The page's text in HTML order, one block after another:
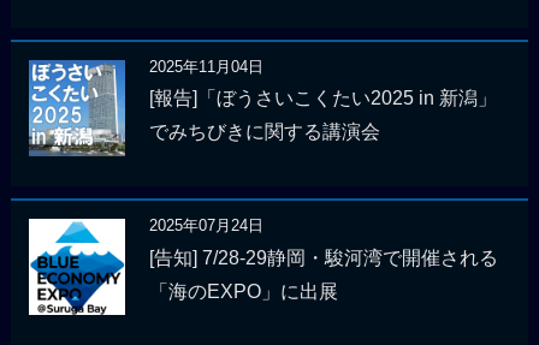
2025年11月04日
[報告]「ぼうさいこくたい2025 in 新潟」
でみちびきに関する講演会
2025年07月24日
[告知] 7/28-29静岡・駿河湾で開催される
「海のEXPO」に出展